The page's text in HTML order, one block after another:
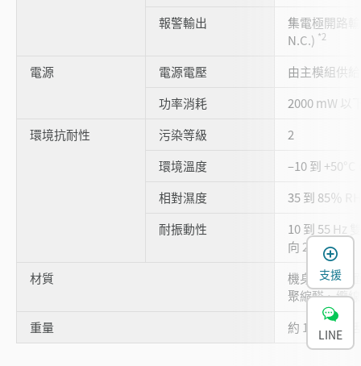
報警輸出
集電極開路
N.C.) *2
電源 電源電壓
由主模組供
功率消耗
2000 mW 以
環境抗耐性
污染等級
2
環境溫度
–10 到
相對濕度
35 到 85％
耐振動性
10 到 55 Hz
向 2 小時
材質
機身外殼/前
聚縮醛、纜
重量
約 140 g (包
支援
LINE